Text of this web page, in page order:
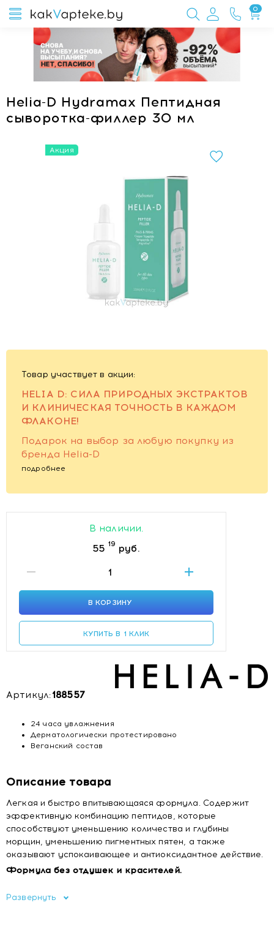
0
Helia-D Hydramax Пептидная
сыворотка-филлер 30 мл
Акция
Товар участвует в акции:
HELIA D: СИЛА ПРИРОДНЫХ ЭКСТРАКТОВ
И КЛИНИЧЕСКАЯ ТОЧНОСТЬ В КАЖДОМ
ФЛАКОНЕ!
Подарок на выбор за любую покупку из
бренда Helia-D
подробнее
В наличии.
55 19 руб.
В КОРЗИНУ
КУПИТЬ В 1 КЛИК
Артикул:188557
24 часа увлажнения
Дерматологически протестировано
Веганский состав
Описание товара
Легкая и быстро впитывающаяся формула. Содержит
эффективную комбинацию пептидов, которые
способствуют уменьшению количества и глубины
морщин, уменьшению пигментных пятен, а также
оказывают успокаивающее и антиоксидантное действие.
Формула без отдушек и красителей.
Развернуть